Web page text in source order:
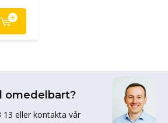
omedelbart?
13 eller kontakta vår